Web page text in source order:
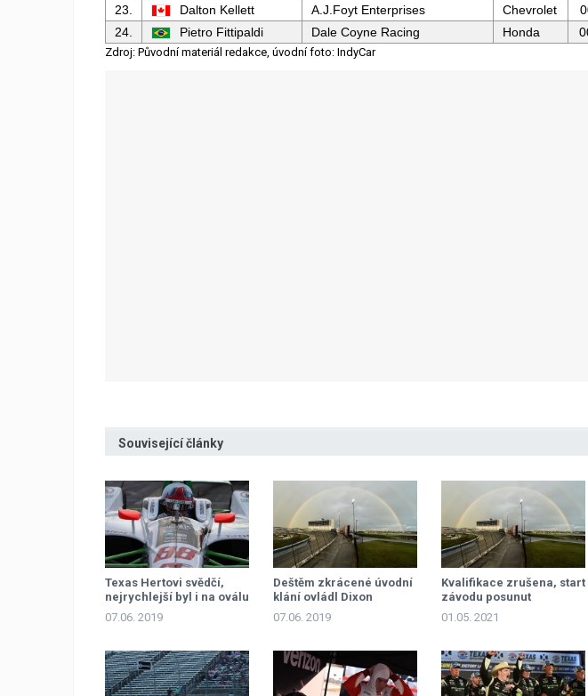
23.
Dalton Kellett A.J.Foyt Enterprises Chevrolet
24.
Pietro Fittipaldi Dale Coyne Racing Honda
Zdroj: Původní materiál redakce, úvodní foto: IndyCar
Související články
Texas Hertovi svědčí,
nejrychlejší byl i na oválu
07.06. 2019
Deštěm zkrácené úvodní
klání ovládl Dixon
07.06. 2019
Kvalifikace zrušena, start
závodu posunut
01.05. 2021